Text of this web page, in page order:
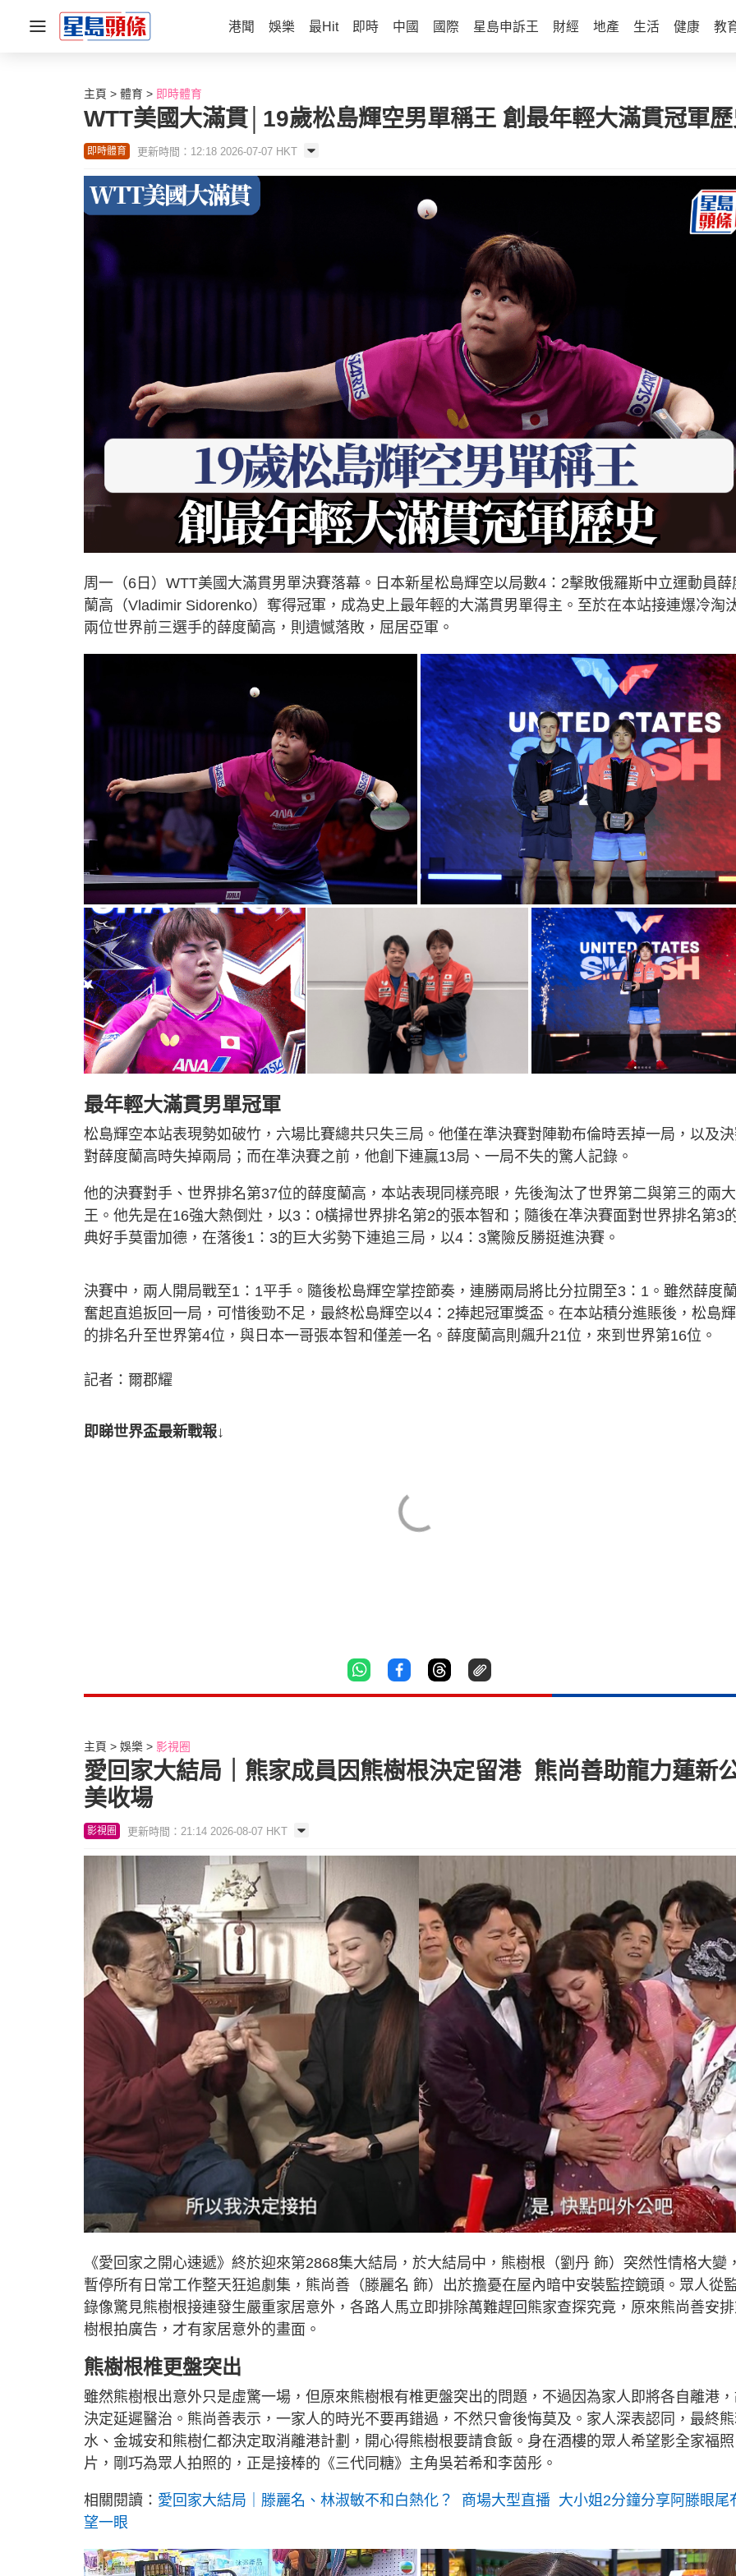
港聞 娛樂 最Hit 即時 中國 國際 星島申訴王 財經 地產 生活 健康 教
主頁 體育 即時體育
WTT美國大滿貫│19歲松島輝空男單稱王 創最年輕大滿貫冠軍
即時體育 更新時間：12:18 2026-07-07 HKT
周一（6日）WTT美國大滿貫男單決賽落幕。日本新星松島輝空以局數4：2擊敗俄羅斯中立運動員薛
蘭高（Vladimir Sidorenko）奪得冠軍，成為史上最年輕的大滿貫男單得主。至於在本站接連爆冷淘
兩位世界前三選手的薛度蘭高，則遺憾落敗，屈居亞軍。
最年輕大滿貫男單冠軍
松島輝空本站表現勢如破竹，六場比賽總共只失三局。他僅在準決賽對陣勒布倫時丟掉一局，以及
對薛度蘭高時失掉兩局；而在凖決賽之前，他創下連贏13局、一局不失的驚人記錄。
他的決賽對手、世界排名第37位的薛度蘭高，本站表現同樣亮眼，先後淘汰了世界第二與第三的兩
王。他先是在16強大熱倒灶，以3：0橫掃世界排名第2的張本智和；隨後在凖決賽面對世界排名第3
典好手莫雷加德，在落後1：3的巨大劣勢下連追三局，以4：3驚險反勝挺進決賽。
決賽中，兩人開局戰至1：1平手。隨後松島輝空掌控節奏，連勝兩局將比分拉開至3：1。雖然薛度
奮起直追扳回一局，可惜後勁不足，最終松島輝空以4：2捧起冠軍獎盃。在本站積分進賬後，松島
的排名升至世界第4位，與日本一哥張本智和僅差一名。薛度蘭高則飆升21位，來到世界第16位。
記者：爾郡耀
即睇世界盃最新戰報↓
主頁 娛樂 影視圈
愛回家大結局｜熊家成員因熊樹根決定留港 熊尚善助龍力蓮新
美收場
影視圈 更新時間：21:14 2026-08-07 HKT
《愛回家之開心速遞》終於迎來第2868集大結局，於大結局中，熊樹根（劉丹 飾）突然性情格大變，
暫停所有日常工作整天狂追劇集，熊尚善（滕麗名 飾）出於擔憂在屋內暗中安裝監控鏡頭。眾人從
錄像驚見熊樹根接連發生嚴重家居意外，各路人馬立即排除萬難趕回熊家查探究竟，原來熊尚善安
樹根拍廣告，才有家居意外的畫面。
熊樹根椎更盤突出
雖然熊樹根出意外只是虛驚一場，但原來熊樹根有椎更盤突出的問題，不過因為家人即將各自離港
決定延遲醫治。熊尚善表示，一家人的時光不要再錯過，不然只會後悔莫及。家人深表認同，最終
水、金城安和熊樹仁都決定取消離港計劃，開心得熊樹根要請食飯。身在酒樓的眾人希望影全家福照
片，剛巧為眾人拍照的，正是接棒的《三代同糖》主角吳若希和李茵彤。
相關閱讀： 愛回家大結局｜滕麗名、林淑敏不和白熱化？ 商場大型直播 大小姐2分鐘分享阿滕眼尾
望一眼